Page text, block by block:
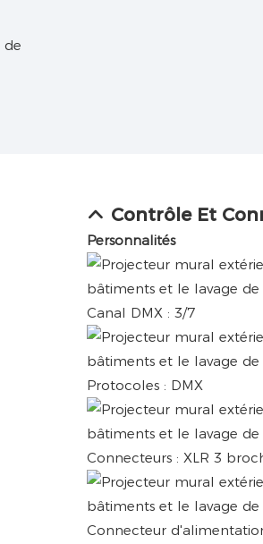
Contrôle Et
Personnalités
Canal DMX : 3/7
Protocoles : DMX
Connecteurs : XLR 3
Connecteur